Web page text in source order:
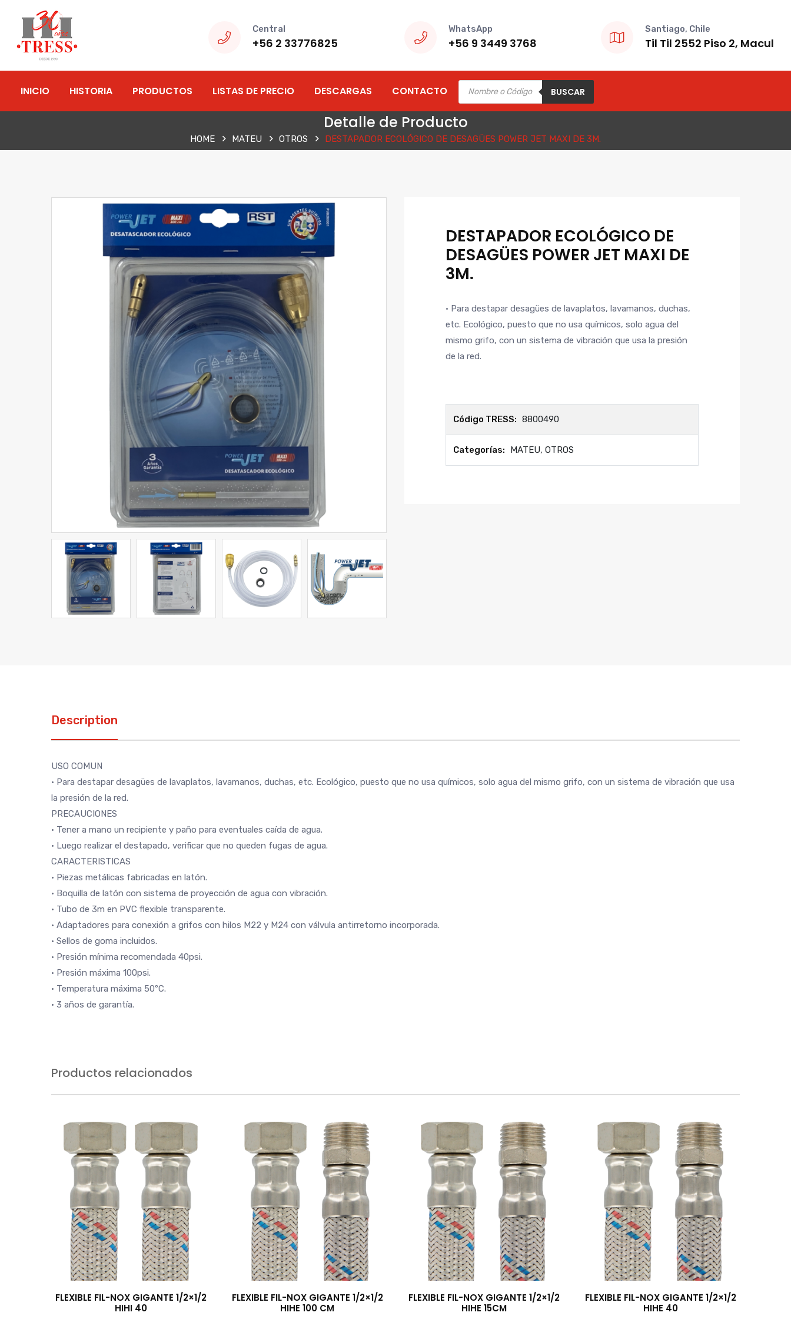
Central
+56 2 33776825
WhatsApp
+56 9 3449 3768
Santiago, Chile
Til Til 2552 Piso 2, Macul
INICIO HISTORIA PRODUCTOS LISTAS DE PRECIO DESCARGAS CONTACTO
Products
search
BUSCAR
Detalle de Producto
HOME MATEU OTROS DESTAPADOR ECOLÓGICO DE DESAGÜES POWER JET MAXI DE 3M.
DESTAPADOR ECOLÓGICO DE
DESAGÜES POWER JET MAXI DE
3M.
• Para destapar desagües de lavaplatos, lavamanos, duchas,
etc. Ecológico, puesto que no usa químicos, solo agua del
mismo grifo, con un sistema de vibración que usa la presión
de la red.
Código TRESS: 8800490
Categorías: MATEU, OTROS
Description
USO COMUN
• Para destapar desagües de lavaplatos, lavamanos, duchas, etc. Ecológico, puesto que no usa químicos, solo agua del mismo grifo, con un sistema de vibración que usa
la presión de la red.
PRECAUCIONES
• Tener a mano un recipiente y paño para eventuales caída de agua.
• Luego realizar el destapado, verificar que no queden fugas de agua.
CARACTERISTICAS
• Piezas metálicas fabricadas en latón.
• Boquilla de latón con sistema de proyección de agua con vibración.
• Tubo de 3m en PVC flexible transparente.
• Adaptadores para conexión a grifos con hilos M22 y M24 con válvula antirretorno incorporada.
• Sellos de goma incluidos.
• Presión mínima recomendada 40psi.
• Presión máxima 100psi.
• Temperatura máxima 50ºC.
• 3 años de garantía.
Productos relacionados
FLEXIBLE FIL-NOX GIGANTE 1/2×1/2
HIHI 40
FLEXIBLE FIL-NOX GIGANTE 1/2×1/2
HIHE 100 CM
FLEXIBLE FIL-NOX GIGANTE 1/2×1/2
HIHE 15CM
FLEXIBLE FIL-NOX GIGANTE 1/2×1/2
HIHE 40